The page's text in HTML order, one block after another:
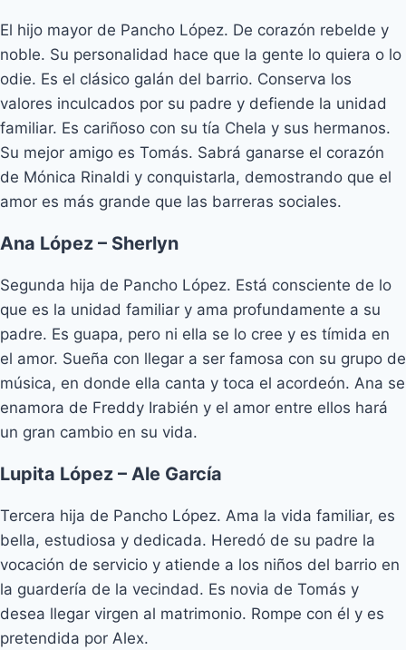
El hijo mayor de Pancho López. De corazón rebelde y
noble. Su personalidad hace que la gente lo quiera o lo
odie. Es el clásico galán del barrio. Conserva los
valores inculcados por su padre y defiende la unidad
familiar. Es cariñoso con su tía Chela y sus hermanos.
Su mejor amigo es Tomás. Sabrá ganarse el corazón
de Mónica Rinaldi y conquistarla, demostrando que el
amor es más grande que las barreras sociales.
Ana López – Sherlyn
Segunda hija de Pancho López. Está consciente de lo
que es la unidad familiar y ama profundamente a su
padre. Es guapa, pero ni ella se lo cree y es tímida en
el amor. Sueña con llegar a ser famosa con su grupo de
música, en donde ella canta y toca el acordeón. Ana se
enamora de Freddy Irabién y el amor entre ellos hará
un gran cambio en su vida.
Lupita López – Ale García
Tercera hija de Pancho López. Ama la vida familiar, es
bella, estudiosa y dedicada. Heredó de su padre la
vocación de servicio y atiende a los niños del barrio en
la guardería de la vecindad. Es novia de Tomás y
desea llegar virgen al matrimonio. Rompe con él y es
pretendida por Alex.